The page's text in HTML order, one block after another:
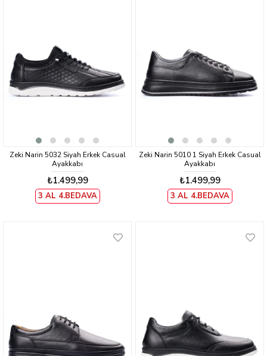
Zeki Narin 5032 Siyah Erkek Casual
Ayakkabı
₺1.499,99
3 AL 4.BEDAVA
Zeki Narin 5010 1 Siyah Erkek Casual
Ayakkabı
₺1.499,99
3 AL 4.BEDAVA